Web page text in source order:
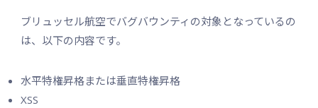
ブリュッセル航空でバグバウンティの対象となっているの
は、以下の内容です。
水平特権昇格または垂直特権昇格
XSS